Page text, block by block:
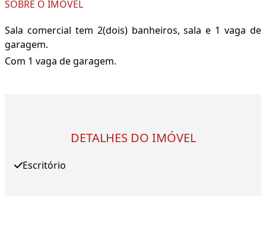
SOBRE O IMÓVEL
Sala comercial tem 2(dois) banheiros, sala e 1 vaga de
garagem.
Com 1 vaga de garagem.
DETALHES DO IMÓVEL
Escritório